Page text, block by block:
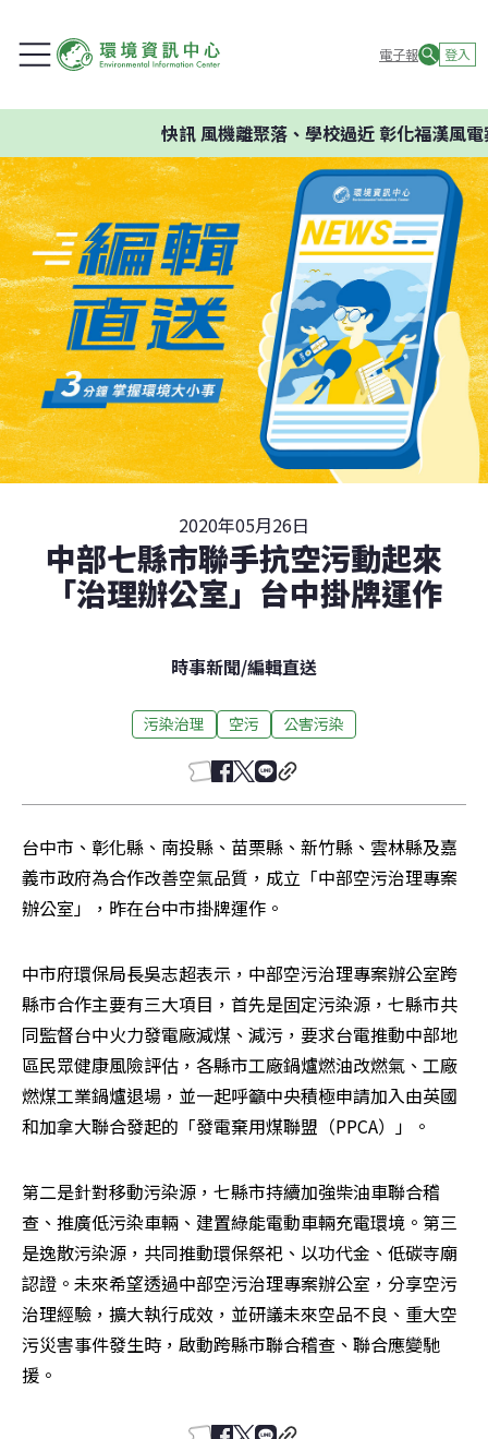
電子報 登入
快訊風機離聚落、學校過近 彰化福漢風電
2020年05月26日
中部七縣市聯手抗空污動起來
「治理辦公室」台中掛牌運作
時事新聞/編輯直送
污染治理 空污 公害污染
台中市、彰化縣、南投縣、苗栗縣、新竹縣、雲林縣及嘉
義市政府為合作改善空氣品質，成立「中部空污治理專案
辦公室」，昨在台中市掛牌運作。
中市府環保局長吳志超表示，中部空污治理專案辦公室跨
縣市合作主要有三大項目，首先是固定污染源，七縣市共
同監督台中火力發電廠減煤、減污，要求台電推動中部地
區民眾健康風險評估，各縣市工廠鍋爐燃油改燃氣、工廠
燃煤工業鍋爐退場，並一起呼籲中央積極申請加入由英國
和加拿大聯合發起的「發電棄用煤聯盟（PPCA）」。
第二是針對移動污染源，七縣市持續加強柴油車聯合稽
查、推廣低污染車輛、建置綠能電動車輛充電環境。第三
是逸散污染源，共同推動環保祭祀、以功代金、低碳寺廟
認證。未來希望透過中部空污治理專案辦公室，分享空污
治理經驗，擴大執行成效，並研議未來空品不良、重大空
污災害事件發生時，啟動跨縣市聯合稽查、聯合應變馳
援。